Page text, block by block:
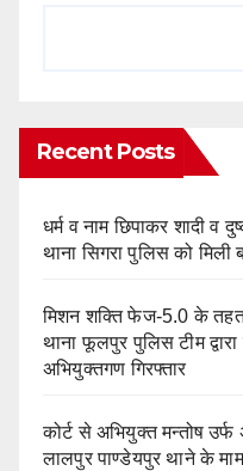
Recent Posts
धर्म व नाम छिपाकर शादी व
थाना सिगरा पुलिस को
मिशन शक्ति फेज-5.0 के
थाना फूलपुर पुलिस टीम
अभियुक्तगण गिरफ्तार
कोर्ट से अभियुक्त मन्तोष
लालपुर पाण्डेयपुर थाने के